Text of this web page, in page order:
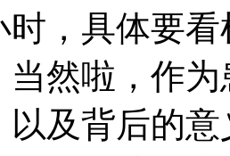
时，具体要
当然啦，作
以及背后的